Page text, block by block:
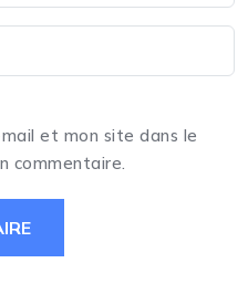
et mon site dans le
commentaire.